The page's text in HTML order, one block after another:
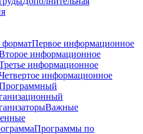
форматПервое информационное
информационное
информационное
информационное
Важные
Программы по